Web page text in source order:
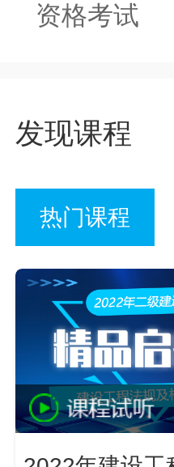
资格考试
发现课程
热门课程